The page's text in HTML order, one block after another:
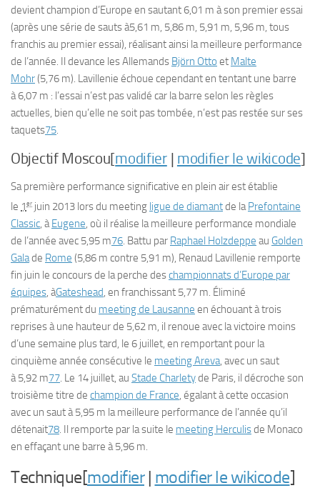
devient champion d’Europe en sautant 6,01 m à son premier essai
(après une série de sauts à5,61 m, 5,86 m, 5,91 m, 5,96 m, tous
franchis au premier essai), réalisant ainsi la meilleure performance
de l’année. Il devance les Allemands Björn Otto et Malte
Mohr(5,76 m). Lavillenie échoue cependant en tentant une barre
à 6,07 m : l’essai n’est pas validé car la barre selon les règles
actuelles, bien qu’elle ne soit pas tombée, n’est pas restée sur ses
taquets75.
Objectif Moscou[modifier| modifier le wikicode]
Sa première performance significative en plein air est établie
le 1er juin 2013 lors du meeting ligue de diamantde laPrefontaine
Classic, àEugene, où il réalise la meilleure performance mondiale
de l’année avec 5,95 m76. Battu par Raphael Holzdeppe au Golden
Galade Rome (5,86 m contre 5,91 m), Renaud Lavillenie remporte
fin juin le concours de la perche deschampionnats d’Europe par
équipes, àGateshead, en franchissant 5,77 m. Éliminé
prématurément du meeting de Lausanne en échouant à trois
reprises à une hauteur de 5,62 m, il renoue avec la victoire moins
d’une semaine plus tard, le 6 juillet, en remportant pour la
cinquième année consécutive le meeting Areva, avec un saut
à 5,92 m77. Le 14 juillet, au Stade Charletyde Paris, il décroche son
troisième titre de champion de France, égalant à cette occasion
avec un saut à 5,95 m la meilleure performance de l’année qu’il
détenait78. Il remporte par la suite le meeting Herculisde Monaco
en effaçant une barre à 5,96 m.
Technique[modifier| modifier le wikicode]